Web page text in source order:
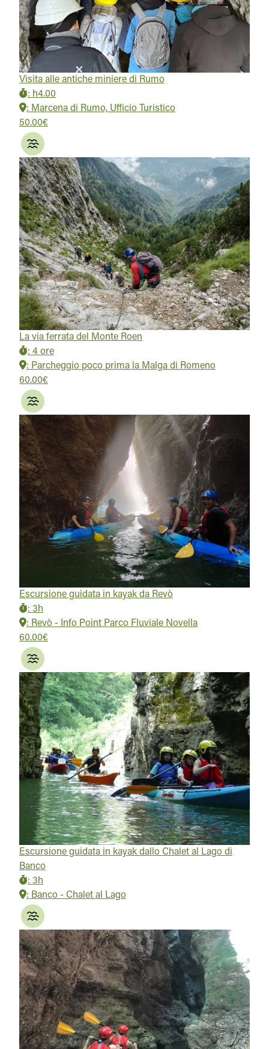
Visita alle antiche miniere di Rumo
: h4.00
: Marcena di Rumo, Ufficio Turistico
50.00€
La via ferrata del Monte Roen
: 4 ore
: Parcheggio poco prima la Malga di Romeno
60.00€
Escursione guidata in kayak da Revò
: 3h
: Revò - Info Point Parco Fluviale Novella
60.00€
Escursione guidata in kayak dallo Chalet al Lago di
Banco
: 3h
: Banco - Chalet al Lago